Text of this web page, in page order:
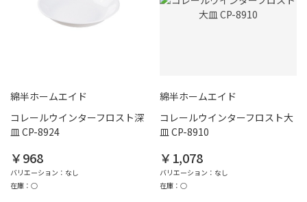
綿半ホームエイド
コレールウインターフロスト深
皿 CP-8924
￥968
バリエーション：なし
在庫：○
綿半ホームエイド
コレールウインターフロスト大
皿 CP-8910
￥1,078
バリエーション：なし
在庫：○